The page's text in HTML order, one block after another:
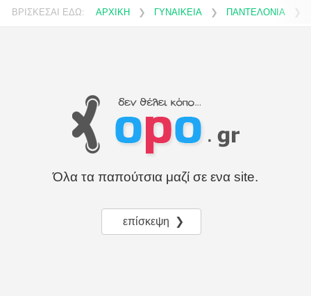
ΒΡΙΣΚΕΣΑΙ ΕΔΩ: ΑΡΧΙΚΗ ❯ ΓΥΝΑΙΚΕΙΑ ❯ ΠΑΝΤΕΛΟΝΙΑ
Όλα τα παπούτσια μαζί σε ενα site.
επίσκεψη ❯